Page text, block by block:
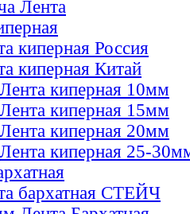
Лента
киперная Россия
киперная Китай
Лента киперная 10мм
Лента киперная 15мм
Лента киперная 20мм
Лента киперная 25-
бархатная СТЕЙЧ